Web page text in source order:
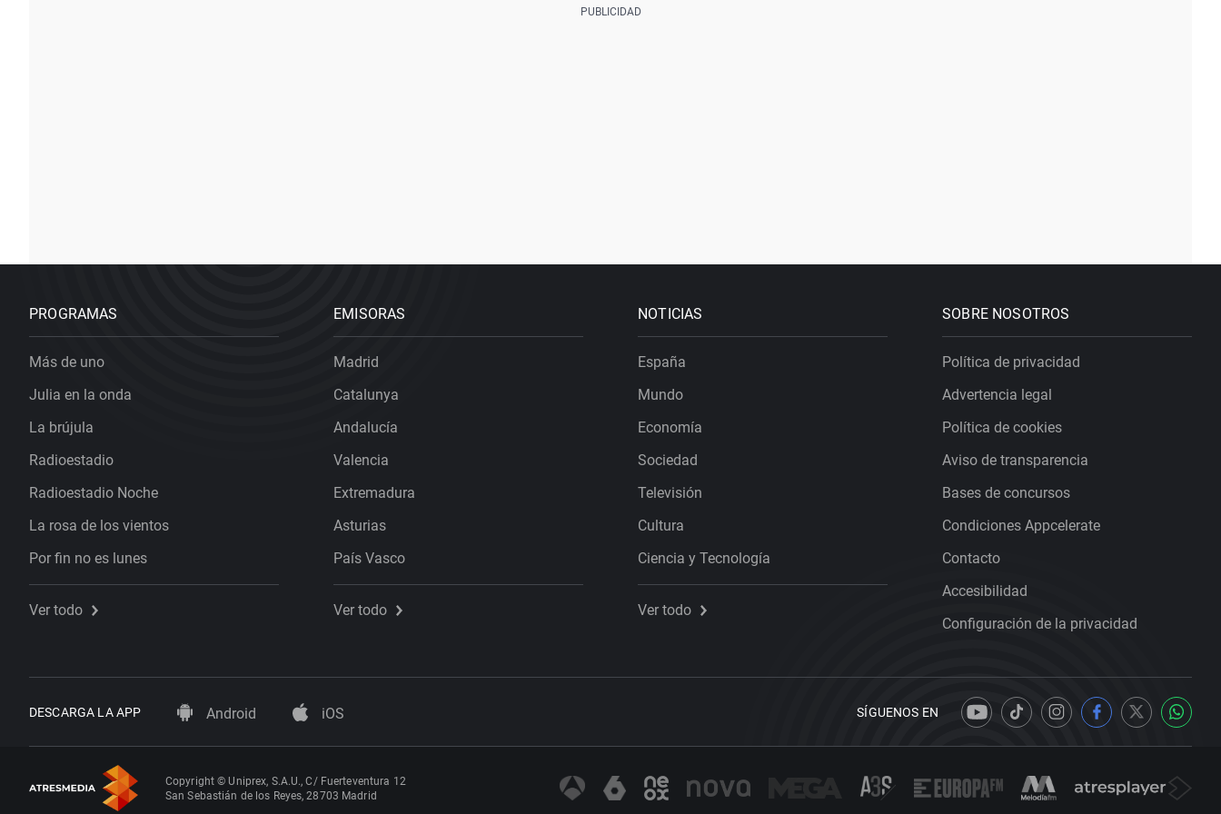
PROGRAMAS
Más de uno
Julia en la onda
La brújula
Radioestadio
Radioestadio Noche
La rosa de los vientos
Por fin no es lunes
Ver todo
EMISORAS
Madrid
Catalunya
Andalucía
Valencia
Extremadura
Asturias
País Vasco
Ver todo
NOTICIAS
España
Mundo
Economía
Sociedad
Televisión
Cultura
Ciencia y Tecnología
Ver todo
SOBRE NOSOTROS
Política de privacidad
Advertencia legal
Política de cookies
Aviso de transparencia
Bases de concursos
Condiciones Appcelerate
Contacto
Accesibilidad
Configuración de la privacidad
DESCARGA LA APP Android iOS SÍGUENOS EN
Copyright © Uniprex, S.A.U., C/ Fuerteventura 12
San Sebastián de los Reyes, 28703 Madrid